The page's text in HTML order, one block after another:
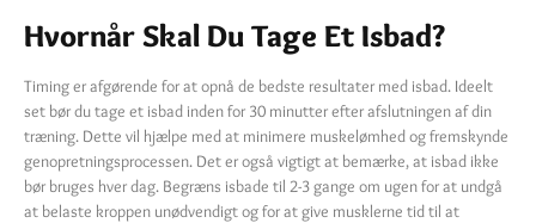
Hvornår Skal Du Tage Et Isbad?
Timing er afgørende for at opnå de bedste resultater med isbad. Ideelt
set bør du tage et isbad inden for 30 minutter efter afslutningen af din
træning. Dette vil hjælpe med at minimere muskelømhed og fremskynde
genopretningsprocessen. Det er også vigtigt at bemærke, at isbad ikke
bør bruges hver dag. Begræns isbade til 2-3 gange om ugen for at undgå
at belaste kroppen unødvendigt og for at give musklerne tid til at